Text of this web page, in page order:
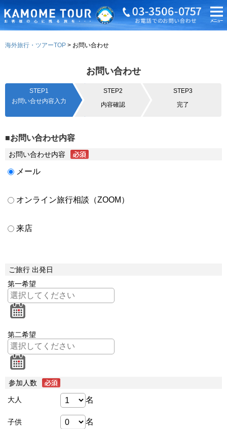
海外旅行・ツアーTOP お問い合わせ
お問い合わせ
STEP1
お問い合せ内容入力
STEP2
内容確認
STEP3
完了
■お問い合わせ内容
お問い合わせ内容
メール
オンライン旅行相談（ZOOM）
来店
ご旅行 出発日
第一希望
第二希望
参加人数
大人 名
子供 名